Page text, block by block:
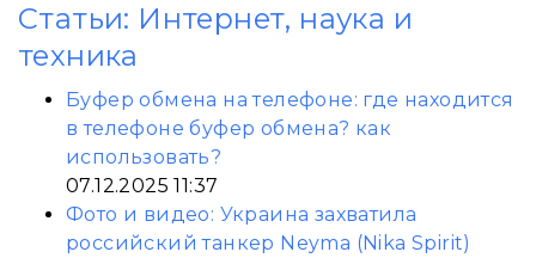
Статьи: Интернет, наука и
техника
Буфер обмена на телефоне: где находится
в телефоне буфер обмена? как
использовать?
07.12.2025 11:37
Фото и видео: Украина захватила
российский танкер Neyma (Nika Spirit)